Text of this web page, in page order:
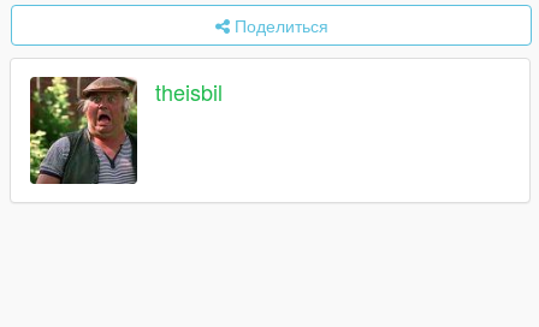
Поделиться
theisbil